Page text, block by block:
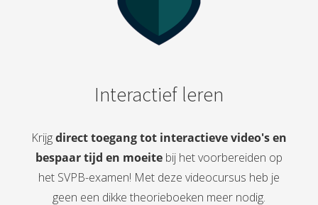
Interactief leren
Krijgdirect toegang tot interactieve video's en
bespaar tijd en moeite bij het voorbereiden op
het SVPB-examen! Met deze videocursus heb je
geen een dikke theorieboeken meer nodig.